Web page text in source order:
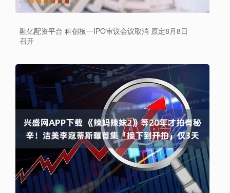
融亿配资平台 科创板一IPO审议会议取消 原定8月8日
召开